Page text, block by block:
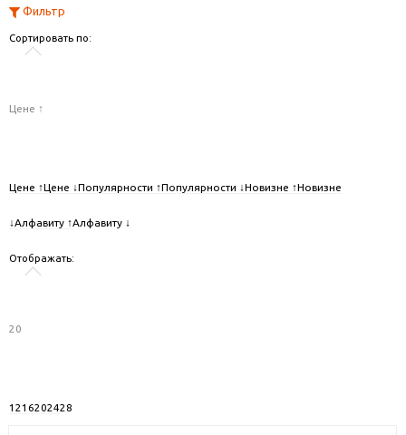
Фильтр
Сортировать по:
Цене ↑
Цене ↑Цене ↓Популярности ↑Популярности ↓Новизне ↑Новизне
↓Алфавиту ↑Алфавиту ↓
Отображать:
20
12 16202428